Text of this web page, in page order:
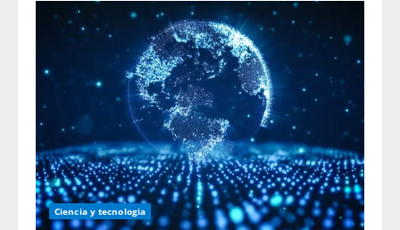
Ciencia y tecnologia